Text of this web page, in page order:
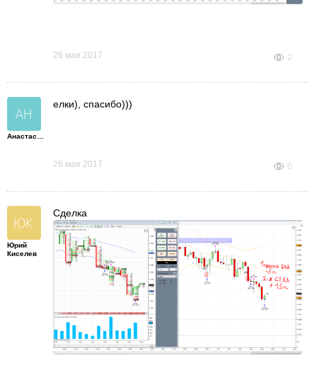
26 мая 2017 2
елки), спасибо)))
26 мая 2017 0
Юрий
Киселев
Сделка